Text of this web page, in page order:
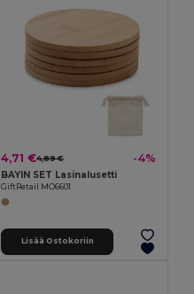
4,71 €4,89 € -4%
BAYIN SET Lasinalusetti
GiftRetail MO6601
Lisää Ostokoriin